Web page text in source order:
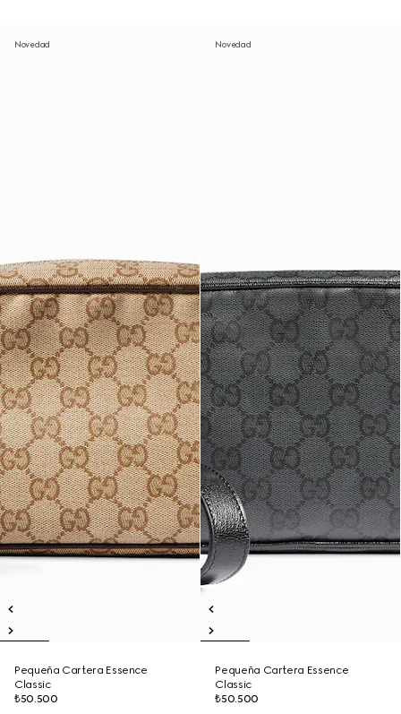
Novedad
Pequeña Cartera Essence
Classic
₺50.500
Novedad
Pequeña Cartera Essence
Classic
₺50.500